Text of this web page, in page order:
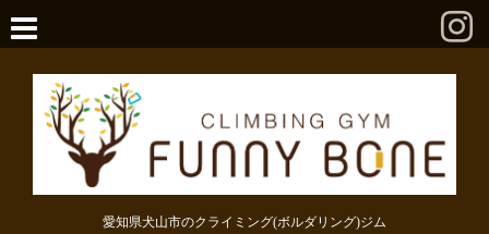
愛知県犬山市のクライミング(ボルダリング)ジム